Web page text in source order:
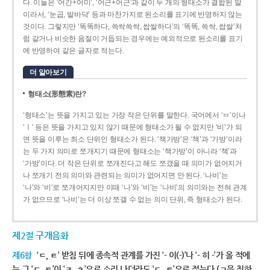
다. 이들은 ‘어간+어미’, ‘어근+어근’과 같이 두 개의 형태소가 결합된 말
이라서, ‘눈곱, 발바닥’ 등과 마찬가지로 된소리를 표기에 반영하지 않는
것이다. 그렇지만 ‘똑똑하다, 쓱싹쓱싹, 쌉쌀하다’의 ‘똑똑, 쓱싹, 쌉쌀’처
럼 같거나 비슷한 음절이 거듭되는 경우에는 예외적으로 된소리를 표기
에 반영하여 같은 글자로 적는다.
더 알아보기
형태소(形態素)란?
‘형태소’는 뜻을 가지고 있는 가장 작은 단위를 말한다. 국어에서 ‘ㅂ’이나
‘ㅣ’ 등은 뜻을 가지고 있지 않기 때문에 형태소가 될 수 없지만 ‘비’가 되
면 뜻을 이루는 최소 단위인 형태소가 된다. ‘책가방’은 ‘책’과 ‘가방’이라
는 두 가지 의미로 쪼개지기 때문에 형태소는 ‘책가방’이 아니라 ‘책’과
‘가방’이다. 더 작은 단위로 쪼개진다고 해도 쪼갰을 때 의미가 없어지거
나 쪼개기 전의 의미와 관련되는 의미가 없어지면 안 된다. ‘나비’는
‘나’와 ‘비’로 쪼개어지지만 이때 ‘나’와 ‘비’는 ‘나비’의 의미와는 전혀 관계
가 없으므로 ‘나비’는 더 이상 쪼갤 수 없는 의미 단위, 즉 형태소가 된다.
제2절 구개음화
제6항 ‘ㄷ, ㅌ’ 받침 뒤에 종속적 관계를 가진 ‘- 이(-)’나 ‘- 히 -’가 올 적에